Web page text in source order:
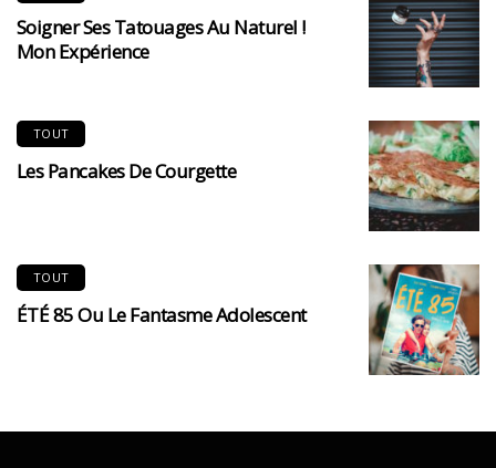
Soigner Ses Tatouages Au Naturel !
Mon Expérience
TOUT
Les Pancakes De Courgette
TOUT
ÉTÉ 85 Ou Le Fantasme Adolescent